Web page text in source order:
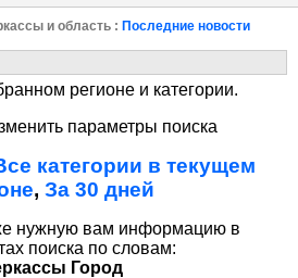
и область : Последние новости
регионе и категории.
параметры поиска
категории в текущем
, За 30 дней
нужную вам информацию в
поиска по словам:
Город